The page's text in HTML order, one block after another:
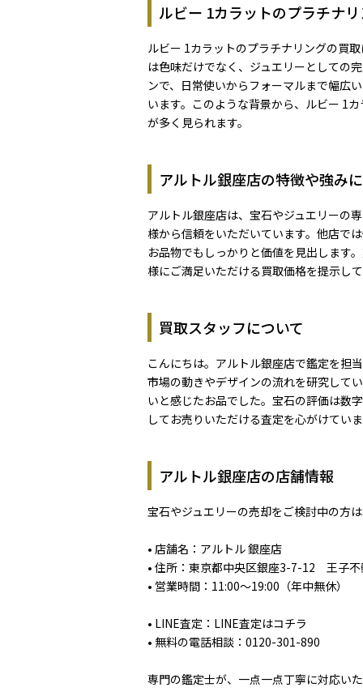
ルビー 1カラットのプラチナ
ルビー 1カラットのプラチナリングの買
は色味だけでなく、ジュエリーとしての
ンで、日常使いからフォーマルまで幅広
います。このような背景から、ルビー 1
が多く見られます。
アルトル銀座店の特徴や強み
アルトル銀座店は、宝石やジュエリーの
様から信頼をいただいています。他店で
お品物でもしっかりと価値を見出します
様にご満足いただける買取価格を提示し
買取スタッフについて
こんにちは。アルトル銀座店で鑑定を担
市場の動きやデザインの流れを研究して
いと感じたお品でした。宝石の評価は数
してお売りいただける査定を心がけてい
アルトル銀座店の店舗情報
宝石やジュエリーの売却をご検討中の方
• 店舗名：アルトル 銀座店
• 住所：東京都中央区銀座3-7-12 王子不
• 営業時間：11:00～19:00（年中無休）
• LINE査定： LINE査定はコチラ
• 無料の電話相談： 0120-301-890
専門の鑑定士が、一点一点丁寧に対応い